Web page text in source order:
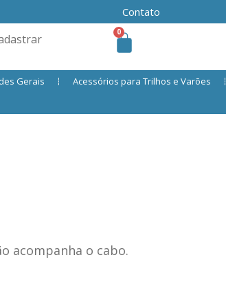
Contato
0
Gerais
Acessórios para Trilhos e Varões
acompanha o cabo.